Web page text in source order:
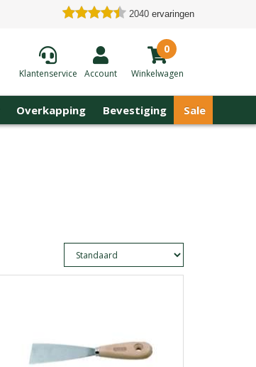
2040 ervaringen
Klantenservice Account
0
Winkelwagen
Overkapping Bevestiging Sale